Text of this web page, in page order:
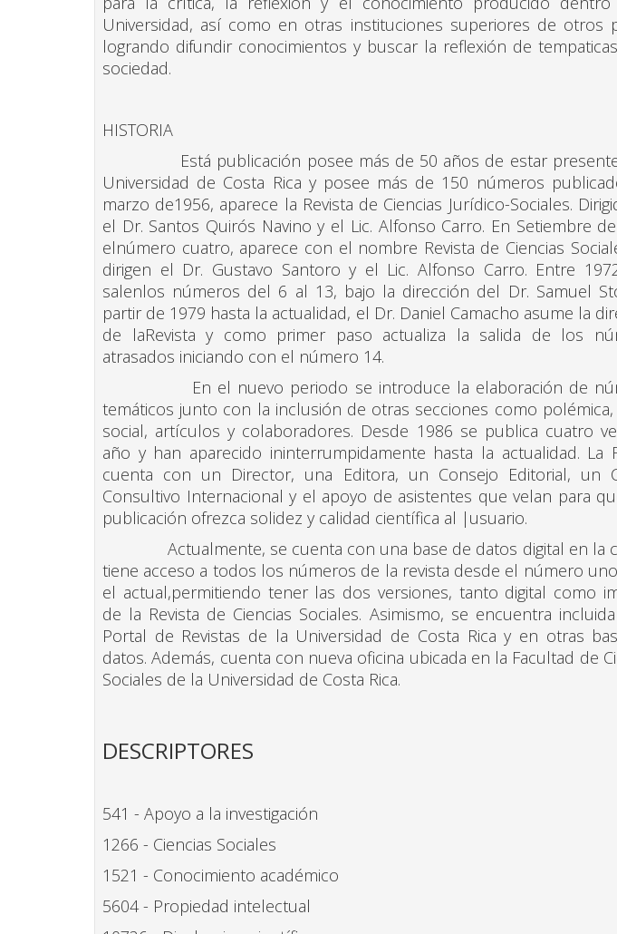
Universidad, así como en otras instituciones superiores de otros
logrando difundir conocimientos y buscar la reflexión de tempaticas
sociedad.
HISTORIA
Está publicación posee más de 50 años de estar
Universidad de Costa Rica y posee más de 150 números
marzo de1956, aparece la Revista de Ciencias Jurídico-Sociales.
el Dr. Santos Quirós Navino y el Lic. Alfonso Carro. En Setiembre de
elnúmero cuatro, aparece con el nombre Revista de Ciencias
dirigen el Dr. Gustavo Santoro y el Lic. Alfonso Carro. Entre
salenlos números del 6 al 13, bajo la dirección del Dr. Samuel
partir de 1979 hasta la actualidad, el Dr. Daniel Camacho asume la
de laRevista y como primer paso actualiza la salida de los
atrasados iniciando con el número 14.
En el nuevo periodo se introduce la elaboración de
temáticos junto con la inclusión de otras secciones como polémica,
social, artículos y colaboradores. Desde 1986 se publica cuatro
año y han aparecido ininterrumpidamente hasta la actualidad. La
cuenta con un Director, una Editora, un Consejo Editorial, un
Consultivo Internacional y el apoyo de asistentes que velan para
publicación ofrezca solidez y calidad científica al |usuario.
Actualmente, se cuenta con una base de datos digital en la
tiene acceso a todos los números de la revista desde el número uno
el actual,permitiendo tener las dos versiones, tanto digital como
de la Revista de Ciencias Sociales. Asimismo, se encuentra
Portal de Revistas de la Universidad de Costa Rica y en otras
datos. Además, cuenta con nueva oficina ubicada en la Facultad de
Sociales de la Universidad de Costa Rica.
DESCRIPTORES
541 - Apoyo a la investigación
1266 - Ciencias Sociales
1521 - Conocimiento académico
5604 - Propiedad intelectual